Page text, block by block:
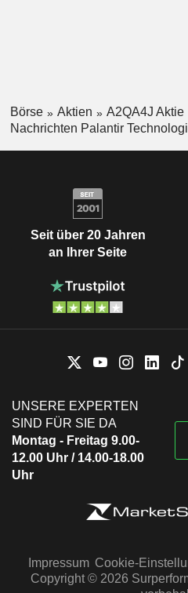
Börse Aktien
A2QA4J Aktie
Nachrichten Palantir
Seit über 20 Jahren
an Ihrer Seite
UNSERE EXPERTEN
SIND FÜR SIE DA
Montag - Freitag 9.00-
12.00 Uhr / 14.00-18.00
Uhr
Impressum Cookie-
Copyright © 2026